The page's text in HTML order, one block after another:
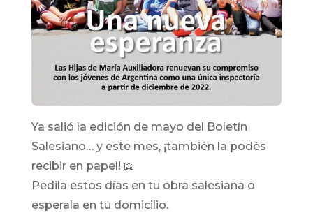
Ya salió la edición de mayo del Boletín
Salesiano… y este mes, ¡también la podés
recibir en papel! 📖
Pedila estos días en tu obra salesiana o
esperala en tu domicilio.